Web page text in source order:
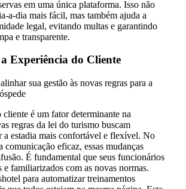
em uma única plataforma. Isso não
a-dia mais fácil, mas também ajuda a
legal, evitando multas e garantindo
e transparente.
Experiência do Cliente
é um fator determinante na
regras da lei do turismo buscam
a estadia mais confortável e flexível. No
comunicação eficaz, essas mudanças
É fundamental que seus funcionários
e familiarizados com as novas normas.
para automatizar treinamentos